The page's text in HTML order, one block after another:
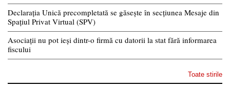
Declarația Unică precompletată se găsește în secțiunea Mesaje din
Spațiul Privat Virtual (SPV)
Asociații nu pot ieși dintr-o firmă cu datorii la stat fără informarea
fiscului
Toate stirile